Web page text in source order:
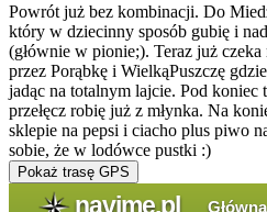
Powrót już bez kombinacji. Do
który w dziecinny sposób gubię i
(głównie w pionie;). Teraz już
przez Porąbkę i WielkąPuszczę
jadąc na totalnym lajcie. Pod koniec
przełęcz robię już z młynka. Na
sklepie na pepsi i ciacho plus piwo
sobie, że w lodówce pustki :)
Pokaż trasę GPS